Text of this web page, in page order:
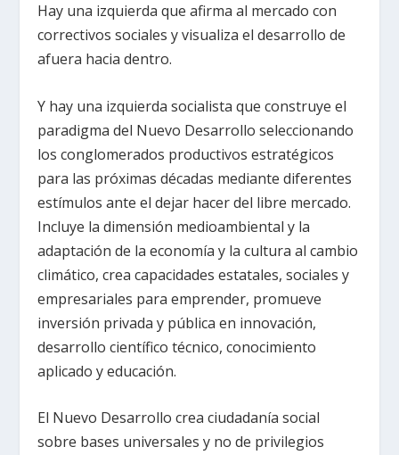
Hay una izquierda que afirma al mercado con
correctivos sociales y visualiza el desarrollo de
afuera hacia dentro.
Y hay una izquierda socialista que construye el
paradigma del Nuevo Desarrollo seleccionando
los conglomerados productivos estratégicos
para las próximas décadas mediante diferentes
estímulos ante el dejar hacer del libre mercado.
Incluye la dimensión medioambiental y la
adaptación de la economía y la cultura al cambio
climático, crea capacidades estatales, sociales y
empresariales para emprender, promueve
inversión privada y pública en innovación,
desarrollo científico técnico, conocimiento
aplicado y educación.
El Nuevo Desarrollo crea ciudadanía social
sobre bases universales y no de privilegios